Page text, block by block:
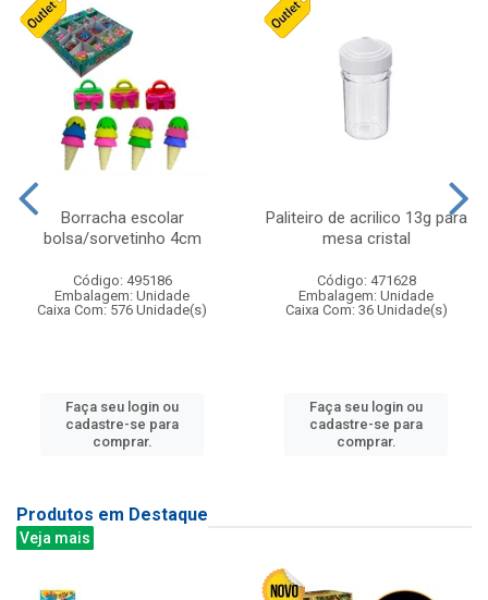
Borracha escolar
bolsa/sorvetinho 4cm
Código: 495186
Embalagem: Unidade
Caixa Com: 576 Unidade(s)
Faça seu login ou
cadastre-se para
comprar.
Paliteiro de acrilico 13g para
mesa cristal
Código: 471628
Embalagem: Unidade
Caixa Com: 36 Unidade(s)
Faça seu login ou
cadastre-se para
comprar.
Produtos em Destaque
Veja mais